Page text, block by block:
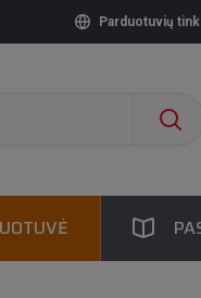
Parduotuvių